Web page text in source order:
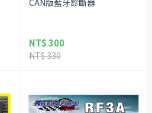
CAN版藍牙診斷器
NT$ 300
NT$ 330